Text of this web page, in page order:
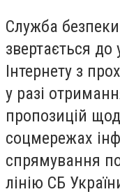
Служба
звертається до
Інтернету з
у разі
пропозицій
соцмережах
спрямування
лінію СБ